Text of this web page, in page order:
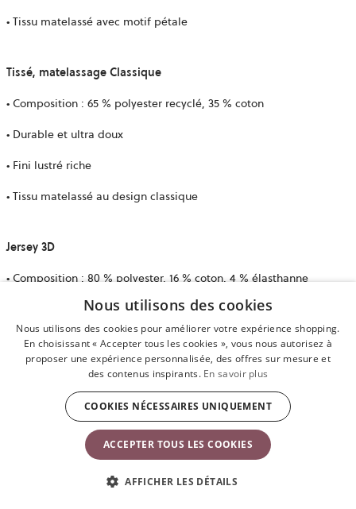
• Tissu matelassé avec motif pétale
Tissé, matelassage Classique
• Composition : 65 % polyester recyclé, 35 % coton
• Durable et ultra doux
• Fini lustré riche
• Tissu matelassé au design classique
Jersey 3D
• Composition : 80 % polyester, 16 % coton, 4 % élasthanne
• Sensation douce et veloutée
• Extensible, enveloppe délicatement votre bébé
Mesh/Mesh 3D
• Composition : 100 % polyester
• Ultra doux et extensible
• Haute technologie, respirant
Nous utilisons des cookies
Nous utilisons des cookies pour améliorer votre expérience shopping.
En choisissant « Accepter tous les cookies », vous nous autorisez à
proposer une expérience personnalisée, des offres sur mesure et
des contenus inspirants. En savoir plus
ACCEPTER TOUS LES COOKIES
COOKIES NÉCESSAIRES UNIQUEMENT
AFFICHER LES DÉTAILS